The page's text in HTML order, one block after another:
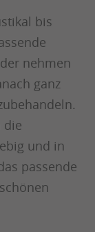
bis
nehmen
ganz
die
und in
passende